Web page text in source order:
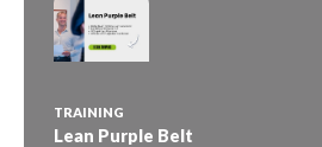
TRAINING
Lean Purple Belt